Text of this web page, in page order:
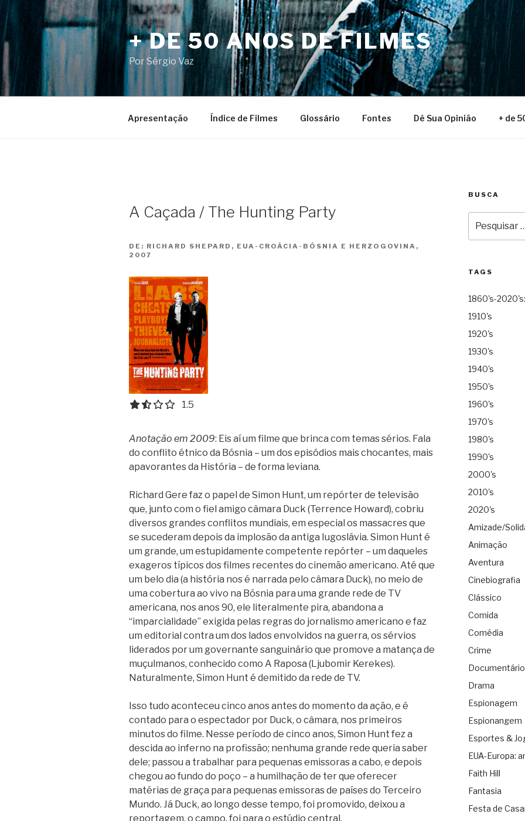
para
o
conteúdo
+ DE 50 ANOS DE FILMES
Por Sérgio Vaz
Apresentação Índice de Filmes Glossário Fontes Dê Sua Opinião + de
A Caçada / The Hunting Party
DE: RICHARD SHEPARD, EUA-CROÁCIA-BÓSNIA E HERZOGOVINA,
2007
1.5 out of 5.0 stars
1.5
Anotação em 2009: Eis aí um filme que brinca com temas sérios. Fala
do conflito étnico da Bósnia – um dos episódios mais chocantes, mais
apavorantes da História – de forma leviana.
Richard Gere faz o papel de Simon Hunt, um repórter de televisão
que, junto com o fiel amigo câmara Duck (Terrence Howard), cobriu
diversos grandes conflitos mundiais, em especial os massacres que
se sucederam depois da implosão da antiga Iugoslávia. Simon Hunt é
um grande, um estupidamente competente repórter – um daqueles
exageros típicos dos filmes recentes do cinemão americano. Até que
um belo dia (a história nos é narrada pelo câmara Duck), no meio de
uma cobertura ao vivo na Bósnia para uma grande rede de TV
americana, nos anos 90, ele literalmente pira, abandona a
“imparcialidade” exigida pelas regras do jornalismo americano e faz
um editorial contra um dos lados envolvidos na guerra, os sérvios
liderados por um governante sanguinário que promove a matança de
muçulmanos, conhecido como A Raposa (Ljubomir Kerekes).
Naturalmente, Simon Hunt é demitido da rede de TV.
Isso tudo aconteceu cinco anos antes do momento da ação, e é
contado para o espectador por Duck, o câmara, nos primeiros
minutos do filme. Nesse período de cinco anos, Simon Hunt fez a
descida ao inferno na profissão; nenhuma grande rede queria saber
dele; passou a trabalhar para pequenas emissoras a cabo, e depois
chegou ao fundo do poço – a humilhação de ter que oferecer
matérias de graça para pequenas emissoras de países do Terceiro
Mundo. Já Duck, ao longo desse tempo, foi promovido, deixou a
reportagem, o campo, foi para o estúdio central.
BUSCA
por:
TAGS
1860's-
1910's
1920's
1930's
1940's
1950's
1960's
1970's
1980's
1990's
2000's
2010's
2020's
Amizade/
Animação
Aventura
Cinebiografia
Clássico
Comida
Comédia
Crime
Documentário
Drama
Espionagem
Espionangem
Esportes &
EUA-Europa:
Faith Hill
Fantasia
Festa de